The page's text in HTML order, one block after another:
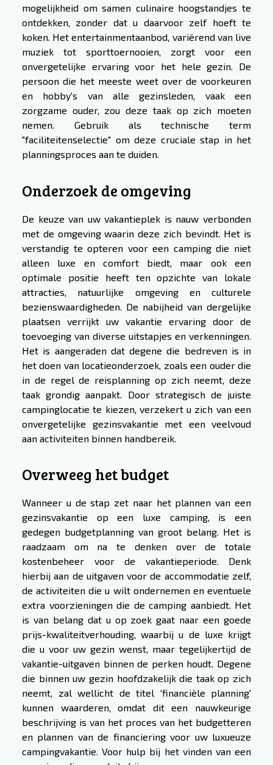
mogelijkheid om samen culinaire hoogstandjes te
ontdekken, zonder dat u daarvoor zelf hoeft te
koken. Het entertainmentaanbod, variërend van live
muziek tot sporttoernooien, zorgt voor een
onvergetelijke ervaring voor het hele gezin. De
persoon die het meeste weet over de voorkeuren
en hobby's van alle gezinsleden, vaak een
zorgzame ouder, zou deze taak op zich moeten
nemen. Gebruik als technische term
"faciliteitenselectie" om deze cruciale stap in het
planningsproces aan te duiden.
Onderzoek de omgeving
De keuze van uw vakantieplek is nauw verbonden
met de omgeving waarin deze zich bevindt. Het is
verstandig te opteren voor een camping die niet
alleen luxe en comfort biedt, maar ook een
optimale positie heeft ten opzichte van lokale
attracties, natuurlijke omgeving en culturele
bezienswaardigheden. De nabijheid van dergelijke
plaatsen verrijkt uw vakantie ervaring door de
toevoeging van diverse uitstapjes en verkenningen.
Het is aangeraden dat degene die bedreven is in
het doen van locatieonderzoek, zoals een ouder die
in de regel de reisplanning op zich neemt, deze
taak grondig aanpakt. Door strategisch de juiste
campinglocatie te kiezen, verzekert u zich van een
onvergetelijke gezinsvakantie met een veelvoud
aan activiteiten binnen handbereik.
Overweeg het budget
Wanneer u de stap zet naar het plannen van een
gezinsvakantie op een luxe camping, is een
gedegen budgetplanning van groot belang. Het is
raadzaam om na te denken over de totale
kostenbeheer voor de vakantieperiode. Denk
hierbij aan de uitgaven voor de accommodatie zelf,
de activiteiten die u wilt ondernemen en eventuele
extra voorzieningen die de camping aanbiedt. Het
is van belang dat u op zoek gaat naar een goede
prijs-kwaliteitverhouding, waarbij u de luxe krijgt
die u voor uw gezin wenst, maar tegelijkertijd de
vakantie-uitgaven binnen de perken houdt. Degene
die binnen uw gezin hoofdzakelijk die taak op zich
neemt, zal wellicht de titel 'financiële planning'
kunnen waarderen, omdat dit een nauwkeurige
beschrijving is van het proces van het budgetteren
en plannen van de financiering voor uw luxueuze
campingvakantie. Voor hulp bij het vinden van een